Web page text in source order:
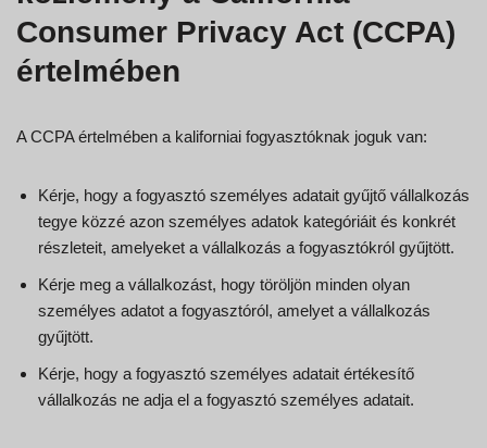
Consumer Privacy Act (CCPA)
értelmében
A CCPA értelmében a kaliforniai fogyasztóknak joguk van:
Kérje, hogy a fogyasztó személyes adatait gyűjtő vállalkozás
tegye közzé azon személyes adatok kategóriáit és konkrét
részleteit, amelyeket a vállalkozás a fogyasztókról gyűjtött.
Kérje meg a vállalkozást, hogy töröljön minden olyan
személyes adatot a fogyasztóról, amelyet a vállalkozás
gyűjtött.
Kérje, hogy a fogyasztó személyes adatait értékesítő
vállalkozás ne adja el a fogyasztó személyes adatait.